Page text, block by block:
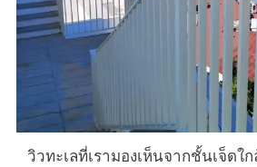
วิวทะเลที่เรามองเห็นจากชั้นเจ็ดใ